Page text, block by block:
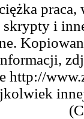
skrypty i
http://